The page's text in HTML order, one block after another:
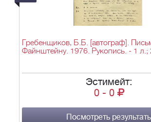
Гребенщиков, Б.Б. [автограф].
Файнштейну. 1976. Рукопись. - 1 л.;
Эстимейт:
0 - 0
Посмотреть